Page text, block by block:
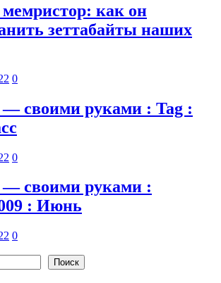
как он
зеттабайты наших
0
своими руками : Tag :
0
— своими руками :
: Июнь
0
Поиск